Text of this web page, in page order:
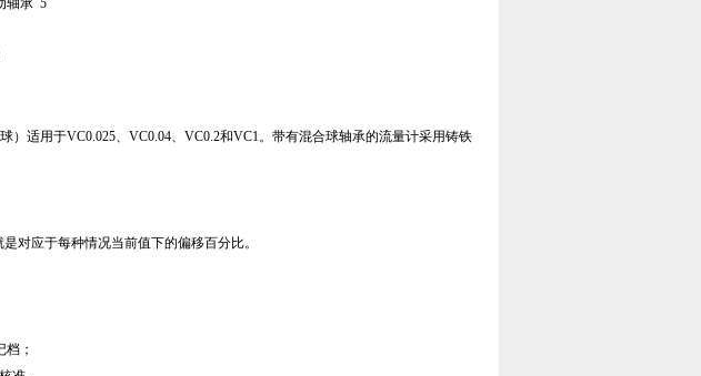
承 5
）适用于VC0.025、VC0.04、VC0.2和VC1。带有混合球轴承的流量计采用铸铁
对应于每种情况当前值下的偏移百分比。
；